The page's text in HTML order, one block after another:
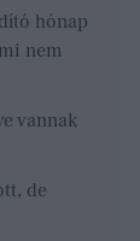
hónap
nem
vannak
de